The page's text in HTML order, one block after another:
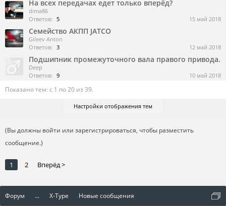
На всех передачах едет только вперёд?
dima86
Ответов: 5 15 май 2018
Семейство АКПП JATCO
Gileev Anton
Ответов: 3 12 май 2018
Подшипник промежуточного вала правого привода.
Deep
Ответов: 9 10 май 2018
Показано тем: с 1 по 20 из 39.
Настройки отображения тем
(Вы должны войти или зарегистрироваться, чтобы разместить
сообщение.)
1 2 Вперёд >
Форум ... X-Type Новые сообщения